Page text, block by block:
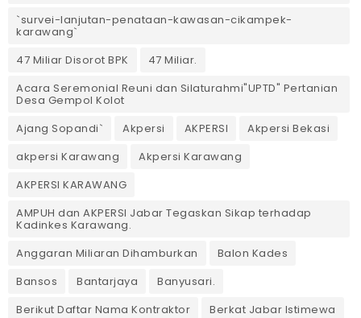
`survei-lanjutan-penataan-kawasan-cikampek-
karawang`
47 Miliar Disorot BPK
47 Miliar.
Acara Seremonial Reuni dan Silaturahmi"UPTD" Pertanian
Desa Gempol Kolot
Ajang Sopandi`
Akpersi AKPERSI
Akpersi Bekasi
akpersi Karawang
Akpersi Karawang
AKPERSI KARAWANG
AMPUH dan AKPERSI Jabar Tegaskan Sikap terhadap
Kadinkes Karawang.
Anggaran Miliaran Dihamburkan
Balon Kades
Bansos
Bantarjaya
Banyusari.
Berikut Daftar Nama Kontraktor
Berkat Jabar Istimewa